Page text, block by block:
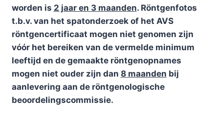
worden is 2 jaar en 3 maanden. Röntgenfotos
t.b.v. van het spatonderzoek of het AVS
röntgencertificaat mogen niet genomen zijn
vóór het bereiken van de vermelde minimum
leeftijd en de gemaakte röntgenopnames
mogen niet ouder zijn dan 8 maanden bij
aanlevering aan de röntgenologische
beoordelingscommissie.